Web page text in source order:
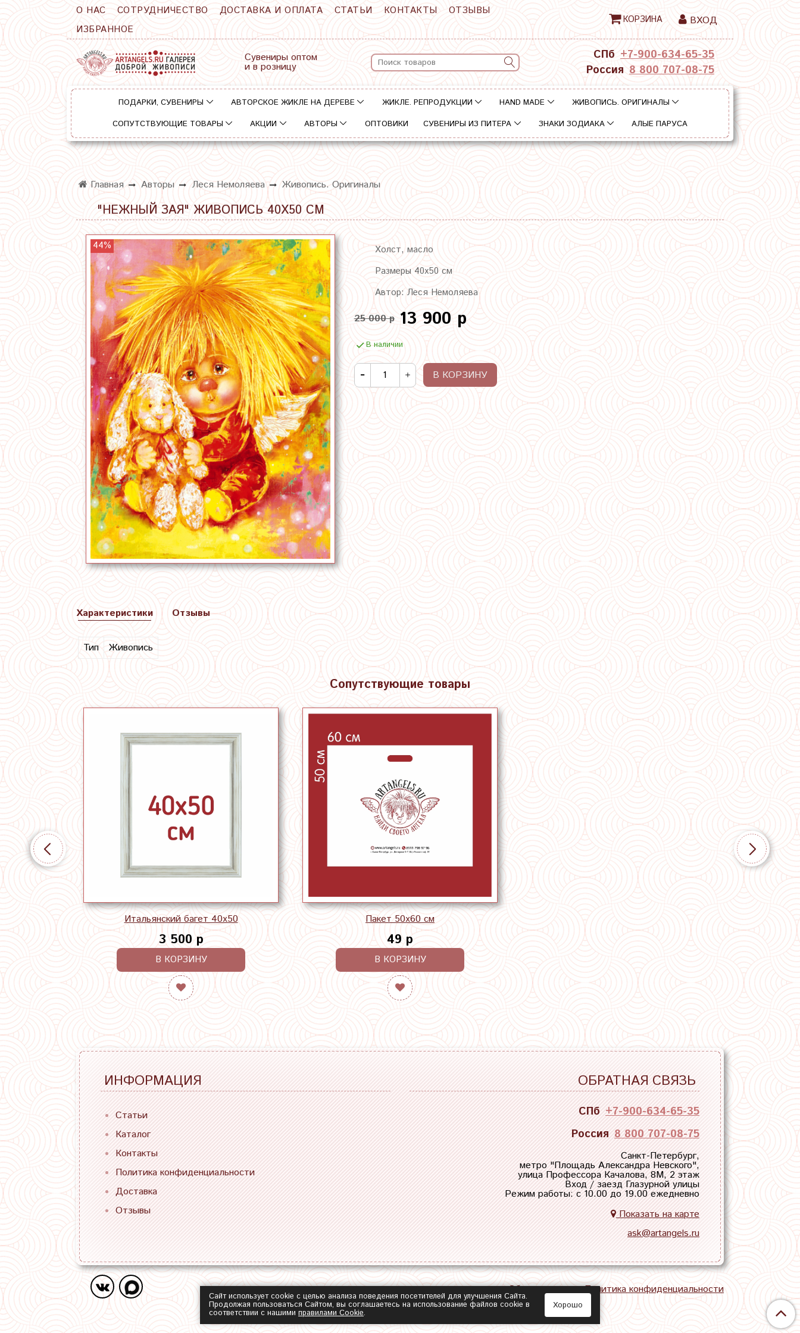
О НАС СОТРУДНИЧЕСТВО ДОСТАВКА И ОПЛАТА СТАТЬИ КОНТАКТЫ
ОТЗЫВЫ
ИЗБРАННОЕ
КОРЗИНА ВХОД
Сувениры оптом
и в розницу
СПб +7-900-634-65-35
Россия 8 800 707-08-75
ПОДАРКИ, СУВЕНИРЫ АВТОРСКОЕ ЖИКЛЕ НА ДЕРЕВЕ ЖИКЛЕ. РЕПРОДУКЦИИ HAND MADE
ЖИВОПИСЬ. ОРИГИНАЛЫ
СОПУТСТВУЮЩИЕ ТОВАРЫ
АКЦИИ АВТОРЫ ОПТОВИКИ СУВЕНИРЫ ИЗ ПИТЕРА ЗНАКИ ЗОДИАКА АЛЫЕ ПАРУСА
Главная Авторы Леся Немоляева Живопись. Оригиналы
"НЕЖНЫЙ ЗАЯ" ЖИВОПИСЬ 40Х50 СМ
44%
Холст, масло
Размеры 40х50 см
Автор: Леся Немоляева
25 000 р 13 900 р
В наличии
В КОРЗИНУ
Характеристики
Тип Живопись
Отзывы
Сопутствующие товары
Итальянский багет 40х50
3 500 р
В КОРЗИНУ
Пакет 50х60 см
49 р
В КОРЗИНУ
ИНФОРМАЦИЯ
Статьи
Каталог
Контакты
Политика конфиденциальности
Доставка
Отзывы
ОБРАТНАЯ СВЯЗЬ
СПб +7-900-634-65-35
Россия 8 800 707-08-75
Санкт-Петербург,
метро "Площадь Александра Невского",
улица Профессора Качалова, 8М, 2 этаж
Вход / заезд Глазурной улицы
Режим работы: с 10.00 до 19.00 ежедневно
Показать на карте
ask@artangels.ru
Обратная связь Политика конфиденциальности
Сайт использует cookie с целью анализа поведения посетителей для улучшения Сайта.
Продолжая пользоваться Сайтом, вы соглашаетесь на использование файлов cookie в
соответствии с нашими правилами Сookie.
Хорошо